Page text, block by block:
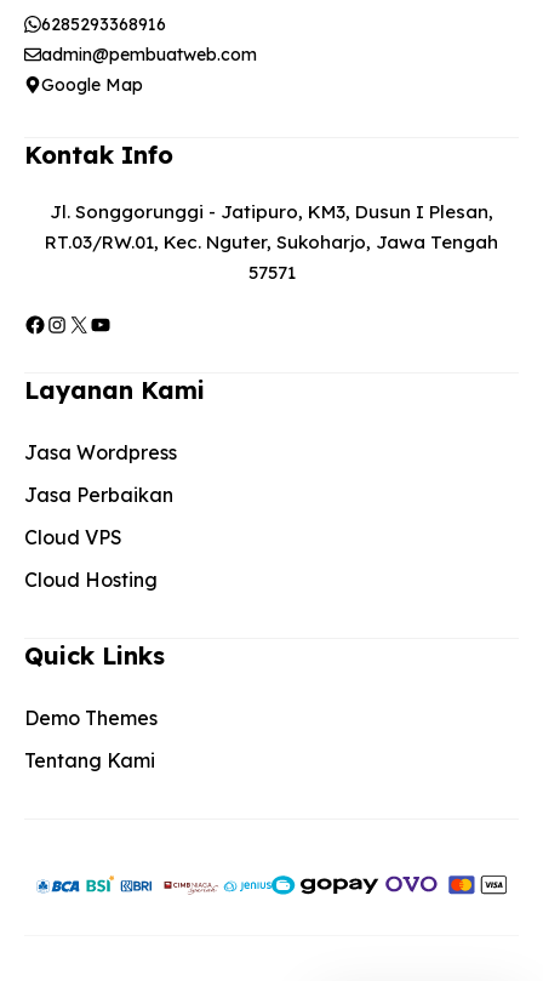
6285293368916
admin@pembuatweb.com
Google Map
Kontak Info
Jl. Songgorunggi - Jatipuro, KM3, Dusun I Plesan,
RT.03/RW.01, Kec. Nguter, Sukoharjo, Jawa Tengah
57571
Facebook
Instagram
X YouTube
Layanan Kami
Jasa Wordpress
Jasa Perbaikan
Cloud VPS
Cloud Hosting
Quick Links
Demo Themes
Tentang Kami